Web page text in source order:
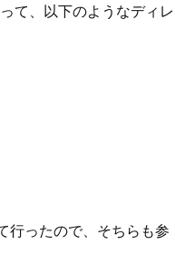
て、以下のようなディレ
行ったので、そちらも参